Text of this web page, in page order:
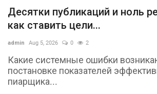
Десятки публикаций и ноль
как ставить цели...
admin Aug 5, 2026 0 2
Какие системные ошибки
постановке показателей
пиарщика...